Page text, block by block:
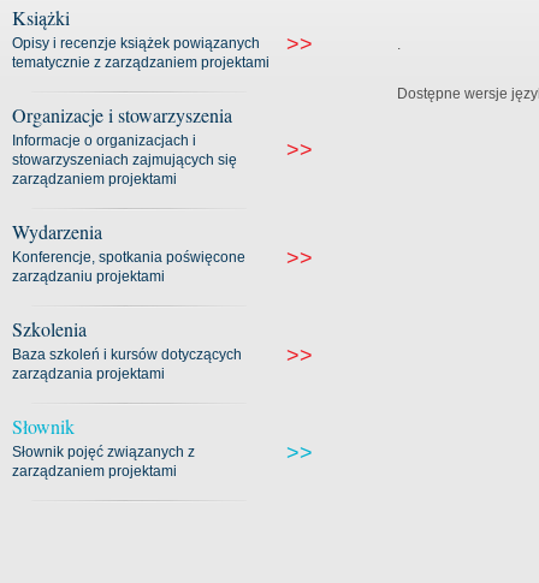
Książki
Opisy i recenzje książek powiązanych
tematycznie z zarządzaniem projektami
>>
Organizacje i stowarzyszenia
Informacje o organizacjach i
stowarzyszeniach zajmujących się
zarządzaniem projektami
>>
Wydarzenia
Konferencje, spotkania poświęcone
zarządzaniu projektami
>>
Szkolenia
Baza szkoleń i kursów dotyczących
zarządzania projektami
>>
Słownik
Słownik pojęć związanych z
zarządzaniem projektami
>>
.
Dostępne wersje